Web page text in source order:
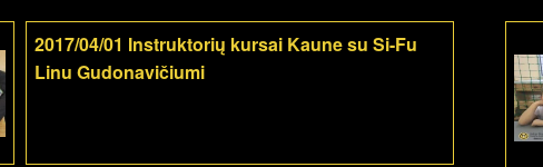
2017/04/01 Instruktorių kursai Kaune su Si-Fu
Linu Gudonavičiumi